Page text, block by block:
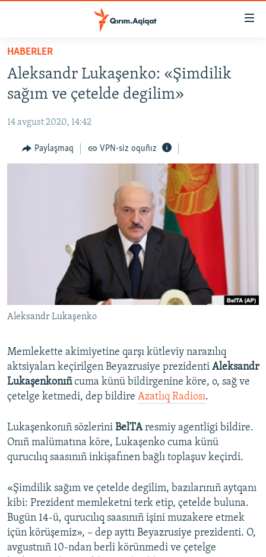
Esas
qaytmaq
Baş
navigatsiyağa
qaytmaq
qaytmaq
HABERLER
SİYASET
İQTİSADİYAT
CEMİYET
MEDENİYET
Українською
RFE/RS bütün saytları
HABERLER
Aleksandr Lukaşenko: «Şimdilik
sağım ve çetelde degilim»
14 avgust 2020, 14:42
Paylaşmaq VPN-siz oquñız
Aleksandr Lukaşenko
Memlekette akimiyetine qarşı kütleviy narazılıq
aktsiyaları keçirilgen Beyazrusiye prezidenti Aleksandr
Lukaşenkonıñcuma künü bildirgenine köre, o, sağ ve
çetelge ketmedi, dep bildire Azatlıq Radiosı.
Lukaşenkonıñ sözlerini BelTAresmiy agentligi bildire.
Onıñ malümatına köre, Lukaşenko cuma künü
qurucılıq saasınıñ inkişafınen bağlı toplaşuv keçirdi.
«Şimdilik sağım ve çetelde degilim, bazılarınıñ aytqanı
kibi: Prezident memleketni terk etip, çetelde buluna.
Bugün 14-ü, qurucılıq saasınıñ işini muzakere etmek
içün körüşemiz», – dep ayttı Beyazrusiye prezidenti. O,
avgustnıñ 10-ndan berli körünmedi ve çetelge